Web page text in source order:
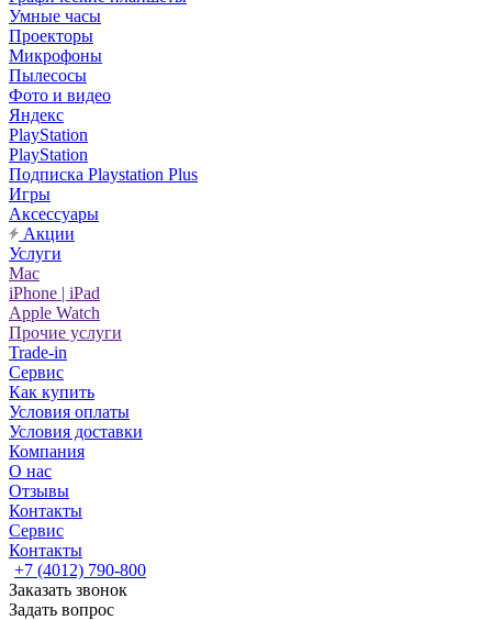
Умные часы
Проекторы
Микрофоны
Пылесосы
Фото и видео
Яндекс
PlayStation
PlayStation
Подписка Playstation Plus
Игры
Аксессуары
Акции
Услуги
Mac
iPhone | iPad
Apple Watch
Прочие услуги
Trade-in
Сервис
Как купить
Условия оплаты
Условия доставки
Компания
О нас
Отзывы
Контакты
Сервис
Контакты
+7 (4012) 790-800
Заказать звонок
Задать вопрос